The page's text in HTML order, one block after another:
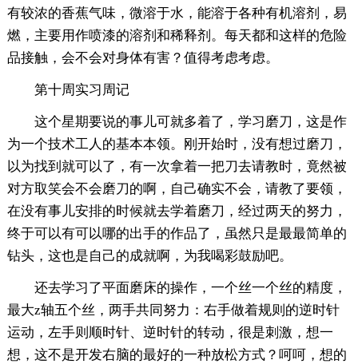
有较浓的香蕉气味，微溶于水，能溶于各种有机溶剂，易
燃，主要用作喷漆的溶剂和稀释剂。每天都和这样的危险
品接触，会不会对身体有害？值得考虑考虑。
第十周实习周记
这个星期要说的事儿可就多着了，学习磨刀，这是作
为一个技术工人的基本本领。刚开始时，没有想过磨刀，
以为找到就可以了，有一次拿着一把刀去请教时，竟然被
对方取笑会不会磨刀的啊，自己确实不会，请教了要领，
在没有事儿安排的时候就去学着磨刀，经过两天的努力，
终于可以有可以哪的出手的作品了，虽然只是最最简单的
钻头，这也是自己的成就啊，为我喝彩鼓励吧。
还去学习了平面磨床的操作，一个丝一个丝的精度，
最大z轴五个丝，两手共同努力：右手做着规则的逆时针
运动，左手则顺时针、逆时针的转动，很是刺激，想一
想，这不是开发右脑的最好的一种放松方式？呵呵，想的